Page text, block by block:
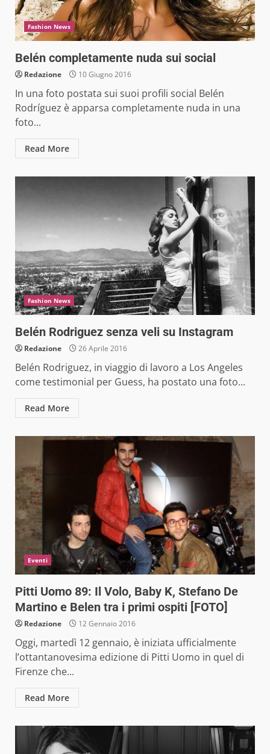
Fashion News
Belén completamente nuda sui social
Redazione 10 Giugno 2016
In una foto postata sui suoi profili social Belén
Rodríguez è apparsa completamente nuda in una
foto...
Read More
Fashion News
Belén Rodriguez senza veli su Instagram
Redazione 26 Aprile 2016
Belén Rodriguez, in viaggio di lavoro a Los Angeles
come testimonial per Guess, ha postato una foto...
Read More
Eventi
Pitti Uomo 89: Il Volo, Baby K, Stefano De
Martino e Belen tra i primi ospiti [FOTO]
Redazione 12 Gennaio 2016
Oggi, martedì 12 gennaio, è iniziata ufficialmente
l’ottantanovesima edizione di Pitti Uomo in quel di
Firenze che...
Read More